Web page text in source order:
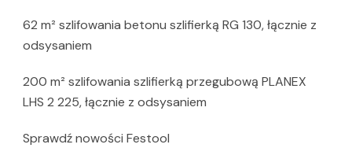
62 m² szlifowania betonu szlifierką RG 130, łącznie z
odsysaniem
200 m² szlifowania szlifierką przegubową PLANEX
LHS 2 225, łącznie z odsysaniem
Sprawdź nowości Festool